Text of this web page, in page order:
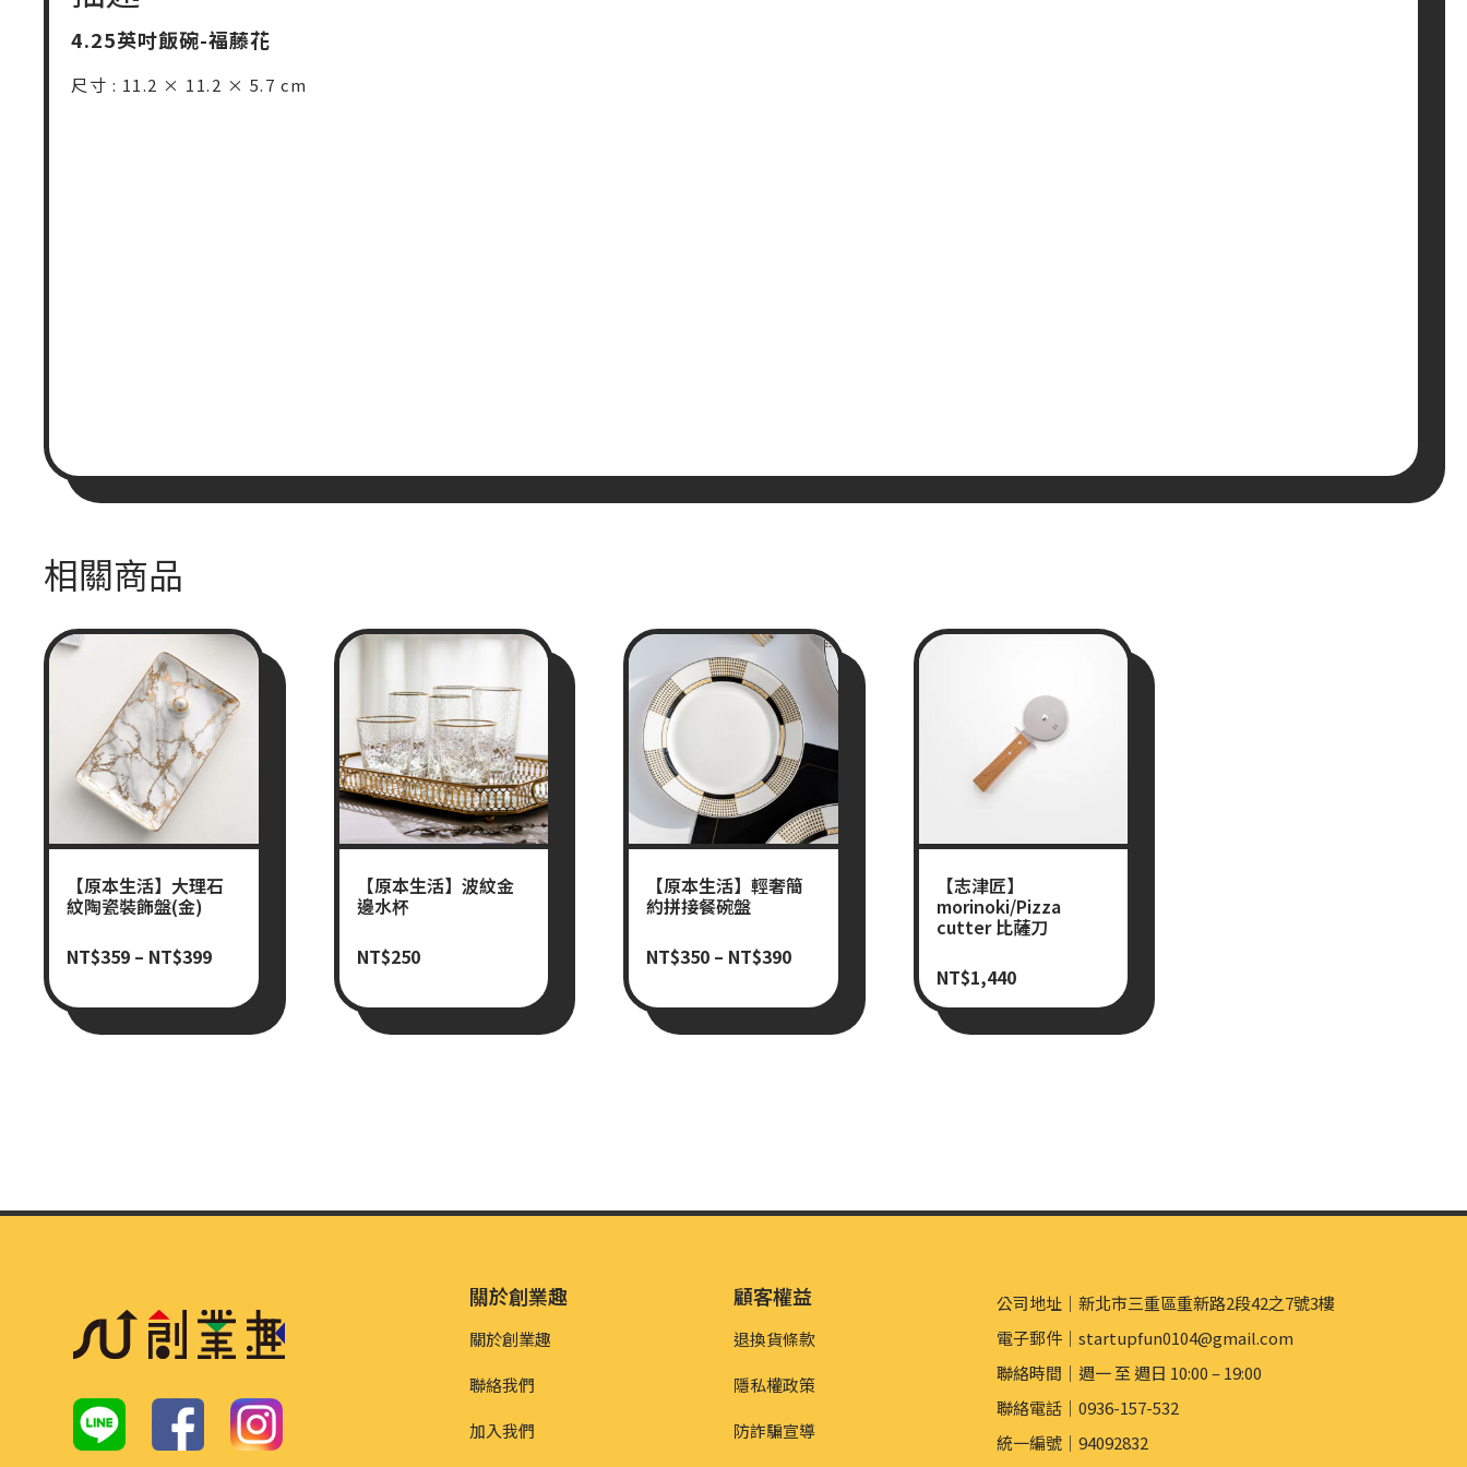
4.25英吋飯碗-福藤花
尺寸 : 11.2 × 11.2 × 5.7 cm
相關商品
【原本生活】大理石
紋陶瓷裝飾盤(金)
NT$359 – NT$399
【原本生活】波紋金
邊水杯
NT$250
【原本生活】輕奢簡
約拼接餐碗盤
NT$350 – NT$390
【志津匠】
morinoki/Pizza
cutter 比薩刀
NT$1,440
關於創業趣
關於創業趣
聯絡我們
加入我們
顧客權益
退換貨條款
隱私權政策
防詐騙宣導
公司地址｜新北市三重區重新路2段42之7號3樓
電子郵件｜startupfun0104@gmail.com
聯絡時間｜週一 至 週日 10:00 – 19:00
聯絡電話｜0936-157-532
統一編號｜94092832